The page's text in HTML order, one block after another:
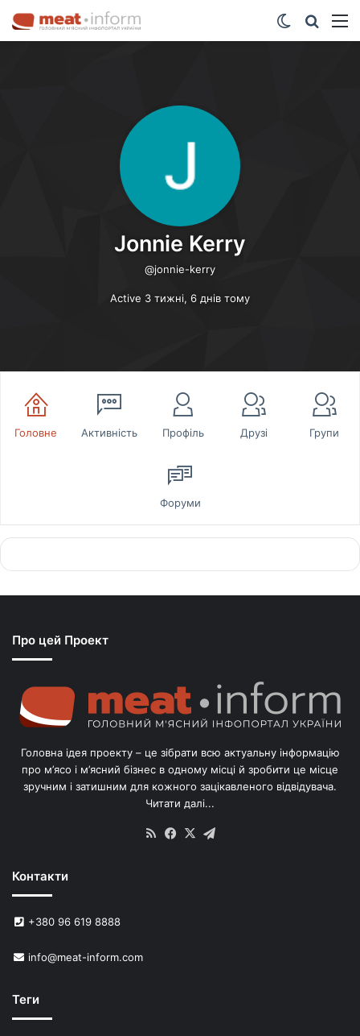
Switch skin
Jonnie Kerry
@jonnie-kerry
Active 3 тижні, 6 днів тому
Головне Активність Профіль Друзі Групи
Форуми
Про цей Проект
Головна ідея проекту – це зібрати всю актуальну інформацію
про м’ясо і м’ясний бізнес в одному місці й зробити це місце
зручним і затишним для кожного зацікавленого відвідувача.
Читати далі...
RSS Facebook
X
Контакти
+380 96 619 8888
info@meat-inform.com
Теги